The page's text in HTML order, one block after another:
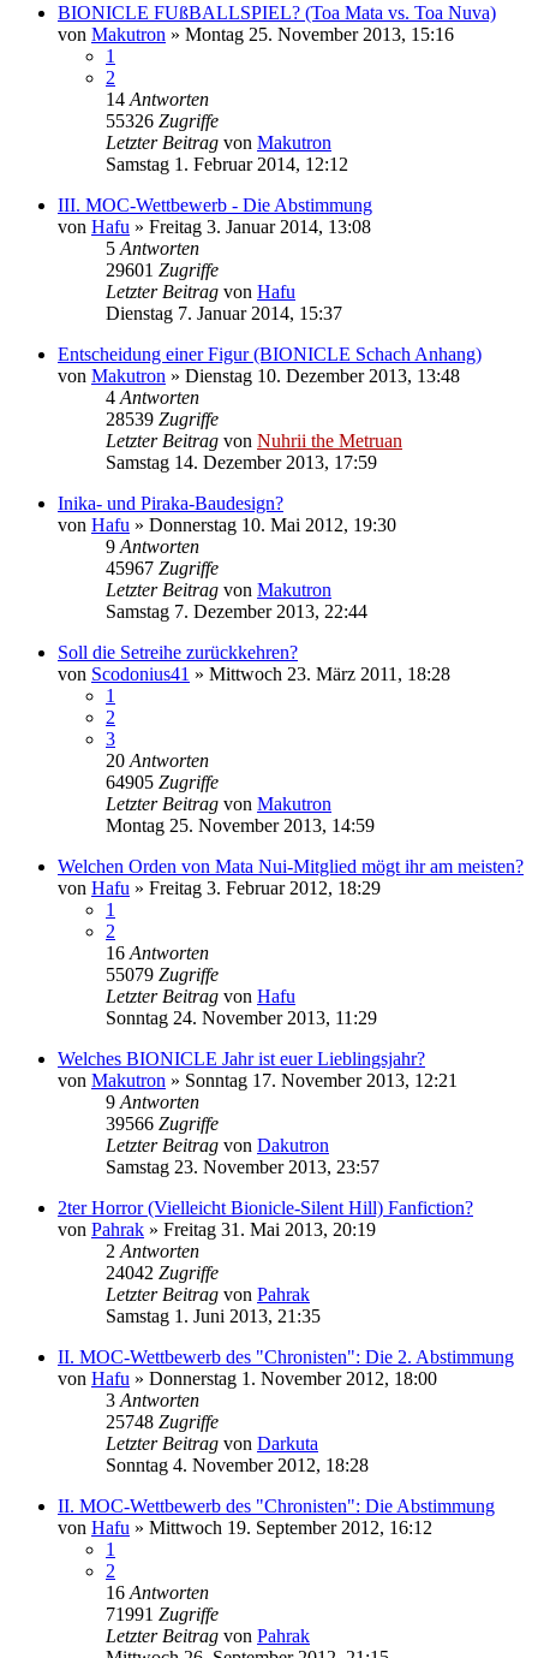
BIONICLE FUßBALLSPIEL? (Toa Mata vs. Toa Nuva)
von Makutron » Montag 25. November 2013, 15:16
1
2
14 Antworten
55326 Zugriffe
Letzter Beitrag von Makutron
Samstag 1. Februar 2014, 12:12
III. MOC-Wettbewerb - Die Abstimmung
von Hafu » Freitag 3. Januar 2014, 13:08
5 Antworten
29601 Zugriffe
Letzter Beitrag von Hafu
Dienstag 7. Januar 2014, 15:37
Entscheidung einer Figur (BIONICLE Schach Anhang)
von Makutron » Dienstag 10. Dezember 2013, 13:48
4 Antworten
28539 Zugriffe
Letzter Beitrag von Nuhrii the Metruan
Samstag 14. Dezember 2013, 17:59
Inika- und Piraka-Baudesign?
von Hafu » Donnerstag 10. Mai 2012, 19:30
9 Antworten
45967 Zugriffe
Letzter Beitrag von Makutron
Samstag 7. Dezember 2013, 22:44
Soll die Setreihe zurückkehren?
von Scodonius41 » Mittwoch 23. März 2011, 18:28
1
2
3
20 Antworten
64905 Zugriffe
Letzter Beitrag von Makutron
Montag 25. November 2013, 14:59
Welchen Orden von Mata Nui-Mitglied mögt ihr am meisten?
von Hafu » Freitag 3. Februar 2012, 18:29
1
2
16 Antworten
55079 Zugriffe
Letzter Beitrag von Hafu
Sonntag 24. November 2013, 11:29
Welches BIONICLE Jahr ist euer Lieblingsjahr?
von Makutron » Sonntag 17. November 2013, 12:21
9 Antworten
39566 Zugriffe
Letzter Beitrag von Dakutron
Samstag 23. November 2013, 23:57
2ter Horror (Vielleicht Bionicle-Silent Hill) Fanfiction?
von Pahrak » Freitag 31. Mai 2013, 20:19
2 Antworten
24042 Zugriffe
Letzter Beitrag von Pahrak
Samstag 1. Juni 2013, 21:35
II. MOC-Wettbewerb des "Chronisten": Die 2. Abstimmung
von Hafu » Donnerstag 1. November 2012, 18:00
3 Antworten
25748 Zugriffe
Letzter Beitrag von Darkuta
Sonntag 4. November 2012, 18:28
II. MOC-Wettbewerb des "Chronisten": Die Abstimmung
von Hafu » Mittwoch 19. September 2012, 16:12
1
2
16 Antworten
71991 Zugriffe
Letzter Beitrag von Pahrak